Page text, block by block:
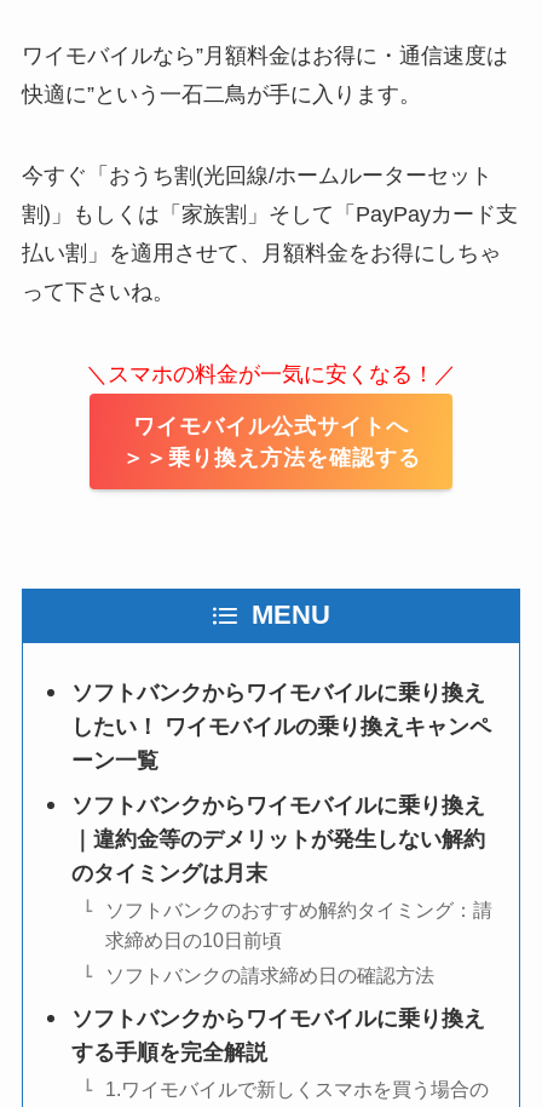
ワイモバイルなら”月額料金はお得に・通信速度は
快適に”という一石二鳥が手に入ります。
今すぐ「おうち割(光回線/ホームルーターセット
割)」もしくは「家族割」そして「PayPayカード支
払い割」を適用させて、月額料金をお得にしちゃ
って下さいね。
＼スマホの料金が一気に安くなる！／
ワイモバイル公式サイトへ
＞＞乗り換え方法を確認する
MENU
ソフトバンクからワイモバイルに乗り換え
したい！ ワイモバイルの乗り換えキャンペ
ーン一覧
ソフトバンクからワイモバイルに乗り換え
｜違約金等のデメリットが発生しない解約
のタイミングは月末
ソフトバンクのおすすめ解約タイミング：請
求締め日の10日前頃
ソフトバンクの請求締め日の確認方法
ソフトバンクからワイモバイルに乗り換え
する手順を完全解説
1.ワイモバイルで新しくスマホを買う場合の